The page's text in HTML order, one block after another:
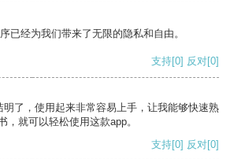
已经为我们带来了无限的隐私和自由。
支持[0] 反对[0]
了，使用起来非常容易上手，让我能够快速熟
，就可以轻松使用这款app。
支持[0] 反对[0]